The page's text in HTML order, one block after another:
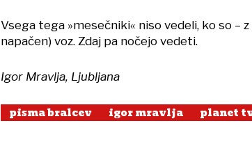
Vsega tega »mesečniki« niso vedeli, ko so –
napačen) voz. Zdaj pa nočejo vedeti.
Igor Mravlja, Ljubljana
pisma bralcev igor mravlja planet